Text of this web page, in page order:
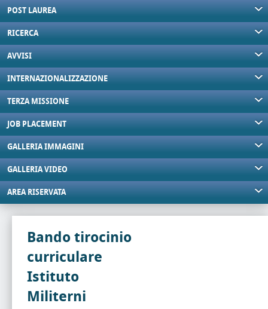
POST LAUREA
RICERCA
AVVISI
INTERNAZIONALIZZAZIONE
TERZA MISSIONE
JOB PLACEMENT
GALLERIA IMMAGINI
GALLERIA VIDEO
AREA RISERVATA
Bando tirocinio
curriculare
Istituto
Militerni